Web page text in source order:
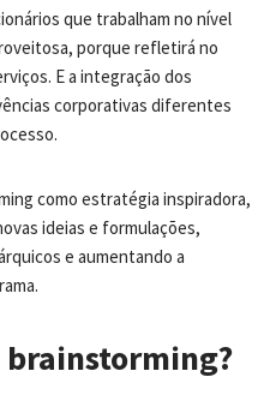
que trabalham no nível
porque refletirá no
E a integração dos
corporativas diferentes
como estratégia inspiradora,
ideias e formulações,
e aumentando a